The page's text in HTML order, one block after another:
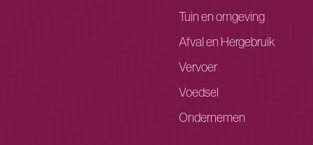
Tuin en omgeving
Afval en Hergebruik
Vervoer
Voedsel
Ondernemen